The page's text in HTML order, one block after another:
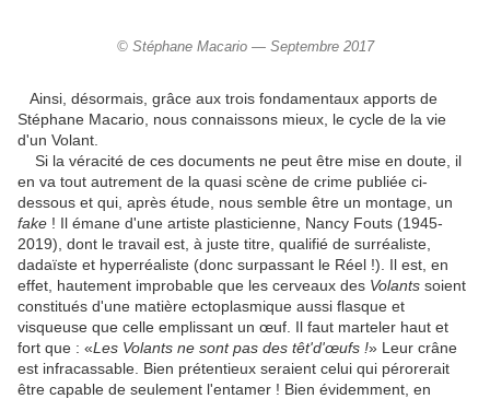
© Stéphane Macario — Septembre 2017
Ainsi, désormais, grâce aux trois fondamentaux apports de
Stéphane Macario, nous connaissons mieux, le cycle de la vie
d'un Volant.
Si la véracité de ces documents ne peut être mise en doute, il
en va tout autrement de la quasi scène de crime publiée ci-
dessous et qui, après étude, nous semble être un montage, un
fake ! Il émane d'une artiste plasticienne, Nancy Fouts (1945-
2019), dont le travail est, à juste titre, qualifié de surréaliste,
dadaïste et hyperréaliste (donc surpassant le Réel !). Il est, en
effet, hautement improbable que les cerveaux des Volants soient
constitués d'une matière ectoplasmique aussi flasque et
visqueuse que celle emplissant un œuf. Il faut marteler haut et
fort que : «Les Volants ne sont pas des têt'd'œufs !» Leur crâne
est infracassable. Bien prétentieux seraient celui qui pérorerait
être capable de seulement l'entamer ! Bien évidemment, en